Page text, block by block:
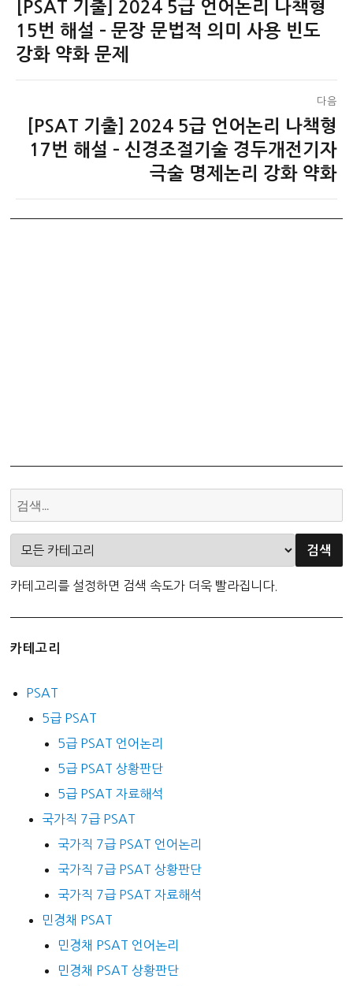
탐
색
이
전
글:
[PSAT 기출] 2024 5급 언어논리 나책형
15번 해설 – 문장 문법적 의미 사용 빈도
강화 약화 문제
다음
[PSAT 기출] 2024 5급 언어논리 나책형
17번 해설 – 신경조절기술 경두개전기자
극술 명제논리 강화 약화
카테고리를 설정하면 검색 속도가 더욱 빨라집니다.
카테고리
PSAT
5급 PSAT
5급 PSAT 언어논리
5급 PSAT 상황판단
5급 PSAT 자료해석
국가직 7급 PSAT
국가직 7급 PSAT 언어논리
국가직 7급 PSAT 상황판단
국가직 7급 PSAT 자료해석
민경채 PSAT
민경채 PSAT 언어논리
민경채 PSAT 상황판단